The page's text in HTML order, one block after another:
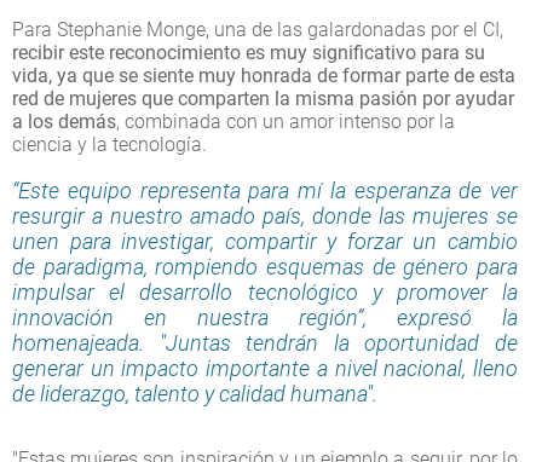
Para Stephanie Monge, una de las galardonadas por el CI,
recibir este reconocimiento es muy significativo para su
vida, ya que se siente muy honrada de formar parte de esta
red de mujeres que comparten la misma pasión por ayudar
a los demás, combinada con un amor intenso por la
ciencia y la tecnología.
“Este equipo representa para mí la esperanza de ver
resurgir a nuestro amado país, donde las mujeres se
unen para investigar, compartir y forzar un cambio
de paradigma, rompiendo esquemas de género para
impulsar el desarrollo tecnológico y promover la
innovación en nuestra región”, expresó la
homenajeada. "Juntas tendrán la oportunidad de
generar un impacto importante a nivel nacional, lleno
de liderazgo, talento y calidad humana".